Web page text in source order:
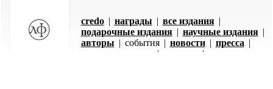
credo | награды | все издания |
подарочные издания | научные издания |
авторы | события | новости | пресса |
| |